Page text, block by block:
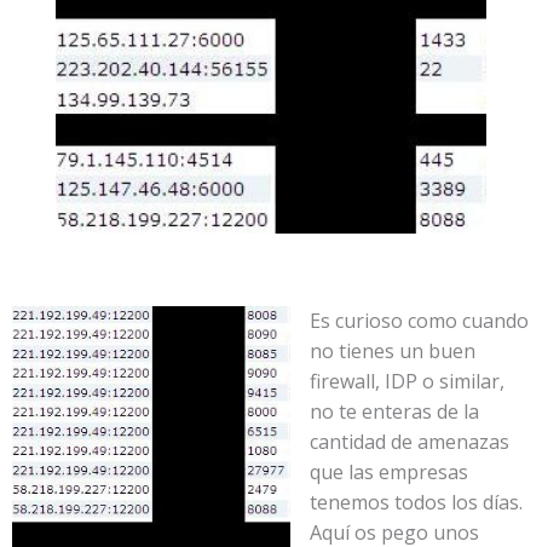
Es curioso como cuando
no tienes un buen
firewall, IDP o similar,
no te enteras de la
cantidad de amenazas
que las empresas
tenemos todos los días.
Aquí os pego unos